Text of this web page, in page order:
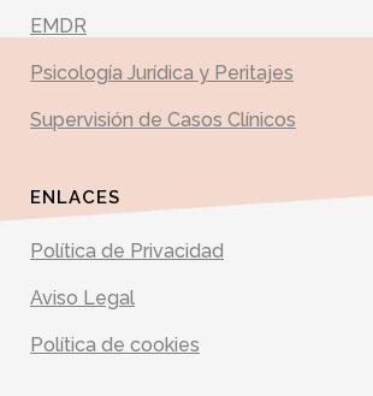
EMDR
Psicología Jurídica y Peritajes
Supervisión de Casos Clínicos
ENLACES
Política de Privacidad
Aviso Legal
Política de cookies